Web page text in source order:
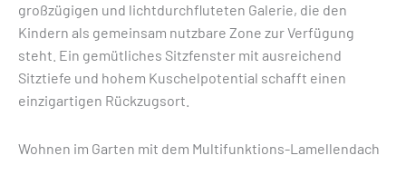
großzügigen und lichtdurchfluteten Galerie, die den
Kindern als gemeinsam nutzbare Zone zur Verfügung
steht. Ein gemütliches Sitzfenster mit ausreichend
Sitztiefe und hohem Kuschelpotential schafft einen
einzigartigen Rückzugsort.
Wohnen im Garten mit dem Multifunktions-Lamellendach